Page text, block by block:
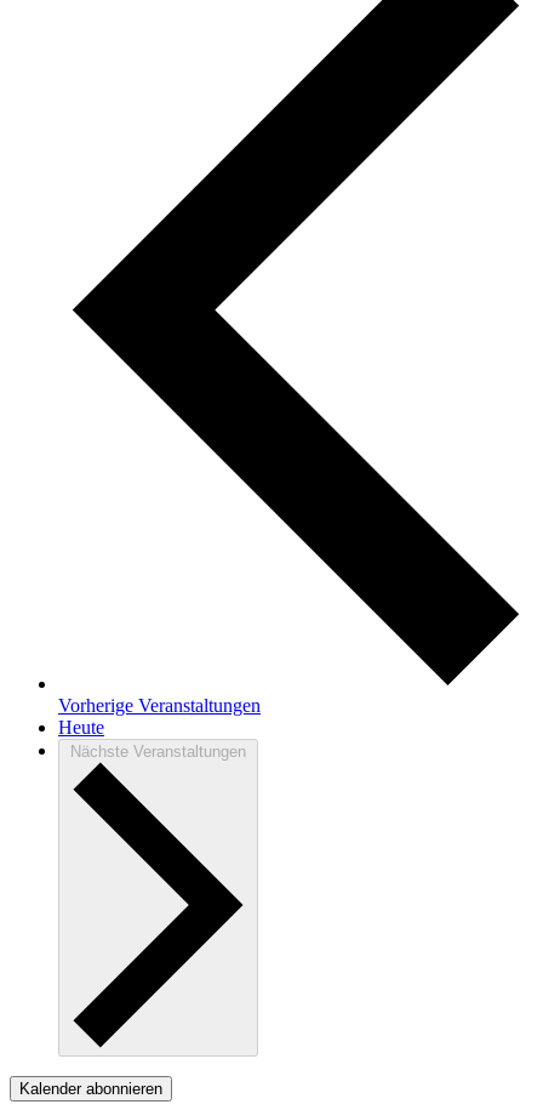
Vorherige Veranstaltungen
Heute
Nächste Veranstaltungen
Kalender abonnieren